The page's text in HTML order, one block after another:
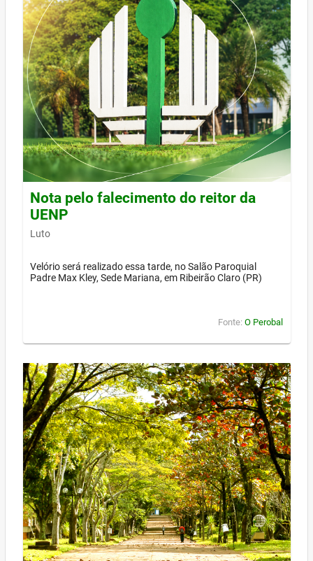
Nota pelo falecimento do reitor da
UENP
Luto
Velório será realizado essa tarde, no Salão Paroquial
Padre Max Kley, Sede Mariana, em Ribeirão Claro (PR)
Fonte: O Perobal